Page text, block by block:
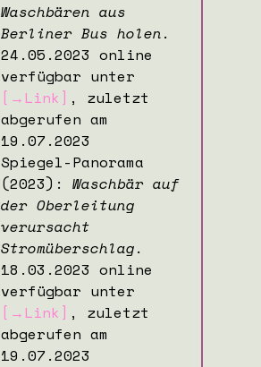
Waschbären aus
Berliner Bus holen.
24.05.2023 online
verfügbar unter
[→Link] , zuletzt
abgerufen am
19.07.2023
Spiegel-Panorama
(2023): Waschbär auf
der Oberleitung
verursacht
Stromüberschlag.
18.03.2023 online
verfügbar unter
[→Link] , zuletzt
abgerufen am
19.07.2023